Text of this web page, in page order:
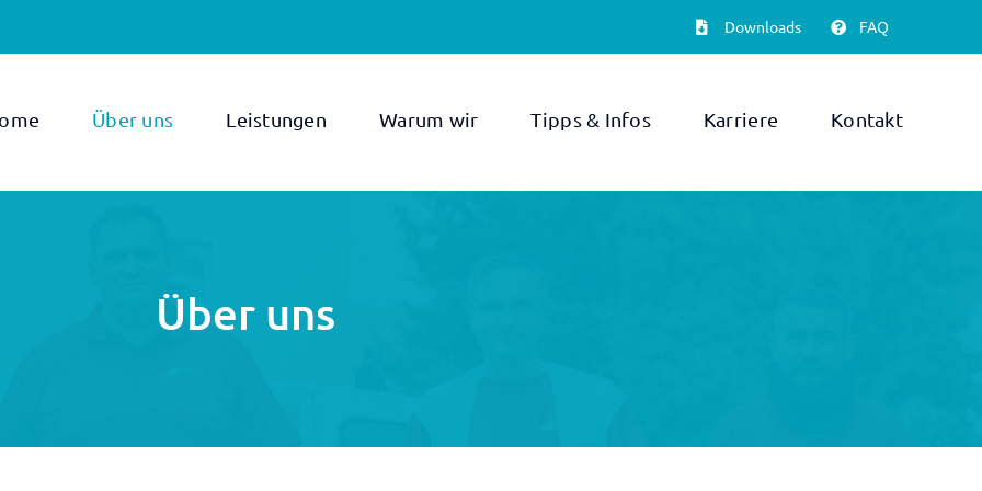
Downloads FAQ
Über uns Leistungen Warum wir Tipps & Infos Karriere Kontakt
Über uns